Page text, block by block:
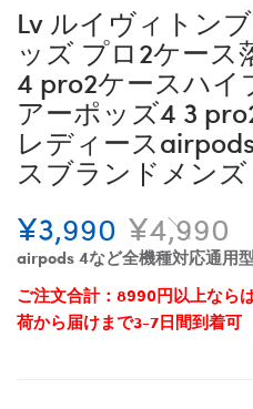
Lv ルイヴィトン
ッズ プロ2ケース
4 pro2ケースハイ
アーポッズ4 3
レディース
スブランドメンズ
¥3,990 ¥4,990
airpods 4など全機種対応通用型
ご注文合計：8990円以上なら
荷から届けまで3-7日間到着可